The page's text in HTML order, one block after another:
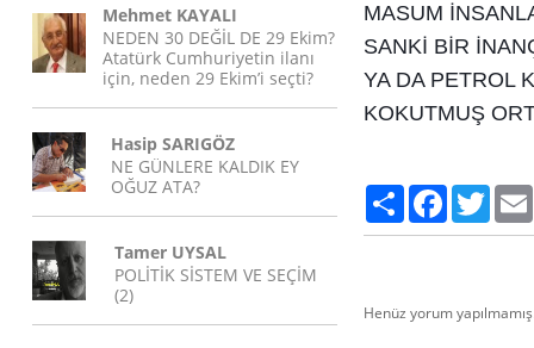
Mehmet KAYALI
NEDEN 30 DEĞİL DE 29 Ekim?
Atatürk Cumhuriyetin ilanı
için, neden 29 Ekim’i seçti?
Hasip SARIGÖZ
NE GÜNLERE KALDIK EY
OĞUZ ATA?
Tamer UYSAL
POLİTİK SİSTEM VE SEÇİM
(2)
MASUM
SANKİ BİR
YA DA PETROL
KOKUTMUŞ
Paylaş Facebook
Henüz yorum